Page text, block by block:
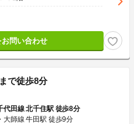
問い合わせ
で徒歩8分
代田線 北千住駅 徒歩8分
大師線 牛田駅 徒歩9分